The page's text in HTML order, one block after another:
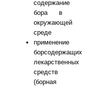
содержание
бора в
окружающей
среде
применение
борсодержащих
лекарственных
средств
(борная